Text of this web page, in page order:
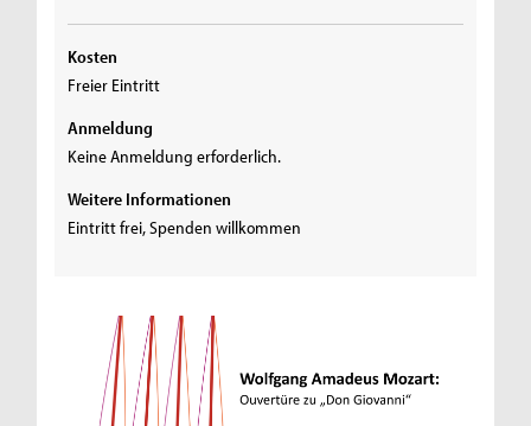
Kosten
Freier Eintritt
Anmeldung
Keine Anmeldung erforderlich.
Weitere Informationen
Eintritt frei, Spenden willkommen